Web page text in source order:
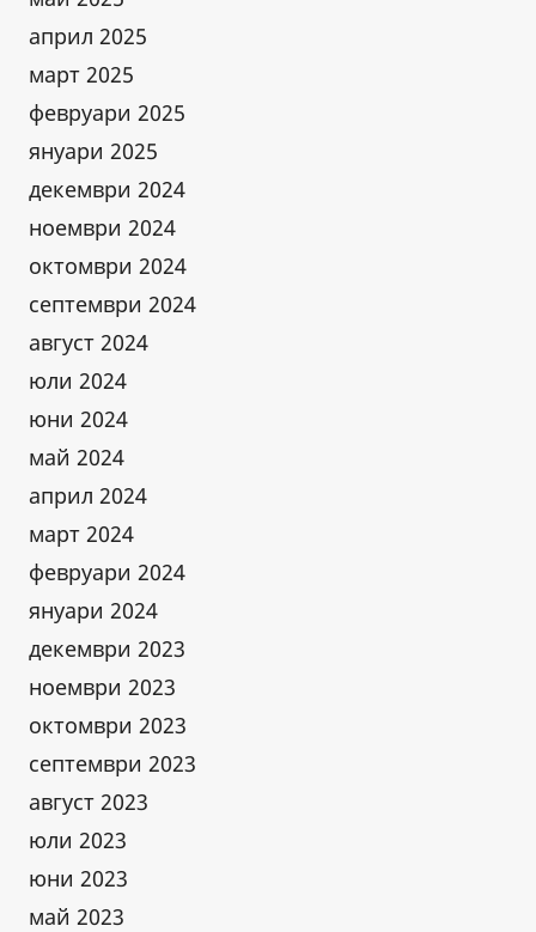
април 2025
март 2025
февруари 2025
януари 2025
декември 2024
ноември 2024
октомври 2024
септември 2024
август 2024
юли 2024
юни 2024
май 2024
април 2024
март 2024
февруари 2024
януари 2024
декември 2023
ноември 2023
октомври 2023
септември 2023
август 2023
юли 2023
юни 2023
май 2023